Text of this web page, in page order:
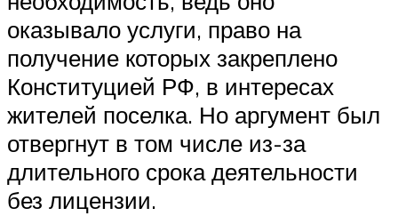
оказывало услуги, право на
получение которых закреплено
Конституцией РФ, в интересах
жителей поселка. Но аргумент был
отвергнут в том числе из-за
длительного срока деятельности
без лицензии.